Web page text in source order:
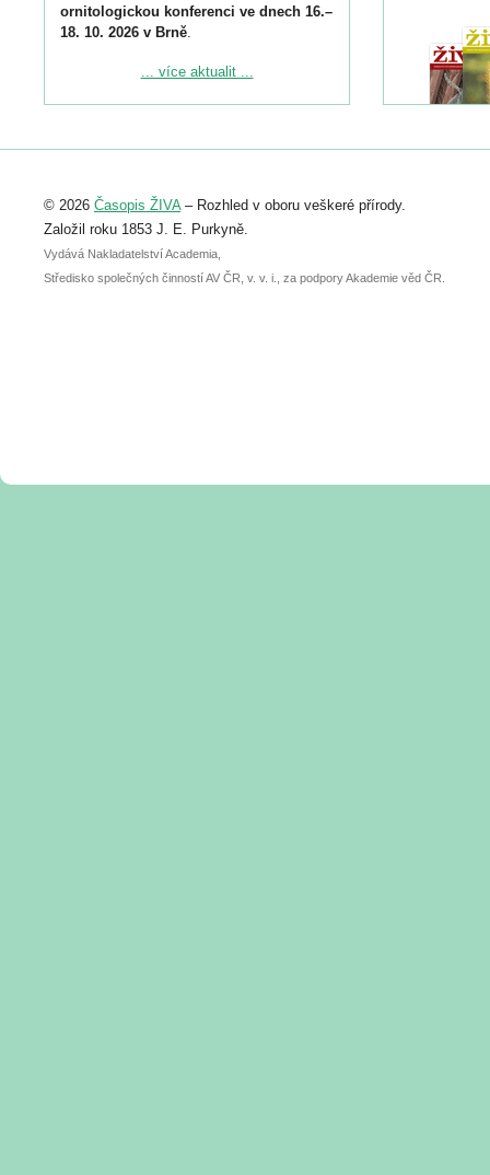
ornitologickou konferenci ve dnech 16.–
18. 10. 2026 v Brně.
Podrobnější informace ke konferenci
Registrovat se můžete do 6. září.
abstraktu přihlášené přednášky nebo
posteru je už 30. června.
... více aktualit ...
© 2026 Časopis ŽIVA– Rozhled v oboru veškeré přírody.
Založil roku 1853 J. E. Purkyně.
Vydává Nakladatelství Academia,
Středisko společných činností AV ČR, v. v. i., za podpory Akademie věd ČR.